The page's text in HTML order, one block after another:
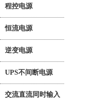
程控电源
恒流电源
逆变电源
UPS不间断电源
交流直流同时输入